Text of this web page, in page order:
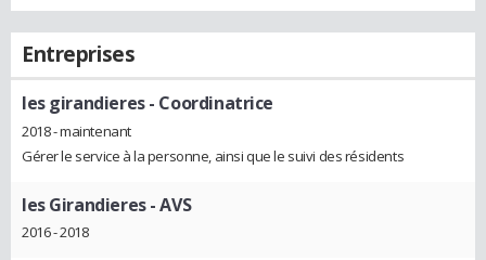
Entreprises
les girandieres- Coordinatrice
2018 - maintenant
Gérer le service à la personne, ainsi que le suivi des résidents
les Girandieres- AVS
2016 - 2018